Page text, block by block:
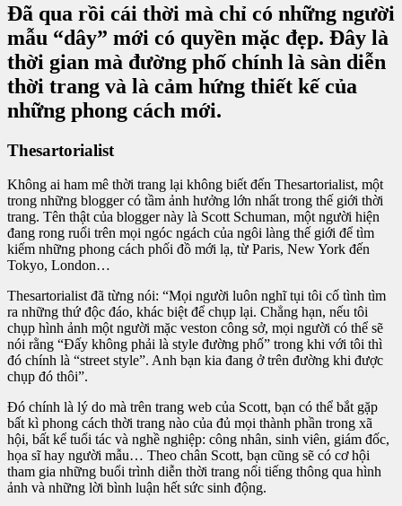
Đã qua rồi cái thời mà chỉ có những người
mẫu “dây” mới có quyền mặc đẹp. Đây là
thời gian mà đường phố chính là sàn diễn
thời trang và là cảm hứng thiết kế của
những phong cách mới.
Thesartorialist
Không ai ham mê thời trang lại không biết đến Thesartorialist, một
trong những blogger có tầm ảnh hưởng lớn nhất trong thế giới thời
trang. Tên thật của blogger này là Scott Schuman, một người hiện
đang rong ruổi trên mọi ngóc ngách của ngôi làng thế giới để tìm
kiếm những phong cách phối đồ mới lạ, từ Paris, New York đến
Tokyo, London…
Thesartorialist đã từng nói: “Mọi người luôn nghĩ tụi tôi cố tình tìm
ra những thứ độc đáo, khác biệt để chụp lại. Chẳng hạn, nếu tôi
chụp hình ảnh một người mặc veston công sở, mọi người có thể sẽ
nói rằng “Đấy không phải là style đường phố” trong khi với tôi thì
đó chính là “street style”. Anh bạn kia đang ở trên đường khi được
chụp đó thôi”.
Đó chính là lý do mà trên trang web của Scott, bạn có thể bắt gặp
bất kì phong cách thời trang nào của đủ mọi thành phần trong xã
hội, bất kể tuổi tác và nghề nghiệp: công nhân, sinh viên, giám đốc,
họa sĩ hay người mẫu… Theo chân Scott, bạn cũng sẽ có cơ hội
tham gia những buổi trình diễn thời trang nổi tiếng thông qua hình
ảnh và những lời bình luận hết sức sinh động.